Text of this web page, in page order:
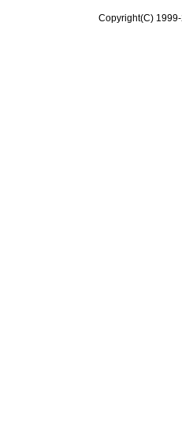
Copyright(C)